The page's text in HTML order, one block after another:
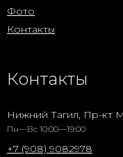
Фото
Контакты
Контакты
Нижний Тагил, Пр-кт
Пн—Вс 10:00—19:00
+7 (908) 9082978